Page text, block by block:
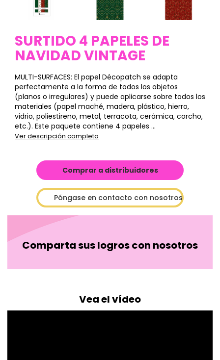
SURTIDO 4 PAPELES DE
NAVIDAD VINTAGE
MULTI-SURFACES: El papel Décopatch se adapta
perfectamente a la forma de todos los objetos
(planos o irregulares) y puede aplicarse sobre todos los
materiales (papel maché, madera, plástico, hierro,
vidrio, poliestireno, metal, terracota, cerámica, corcho,
etc.). Este paquete contiene 4 papeles ...
Ver descripción completa
Comprar a distribuidores
Póngase en contacto con nosotros
Comparta sus logros con nosotros
Vea el vídeo